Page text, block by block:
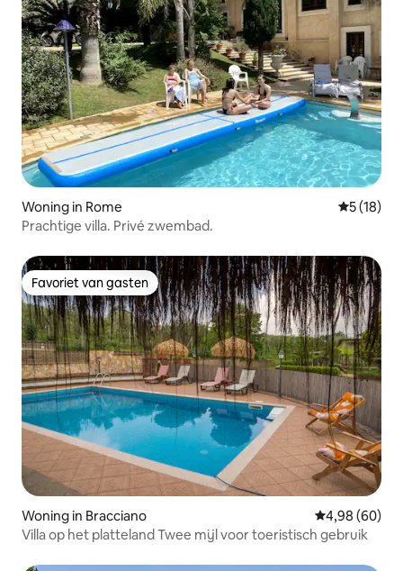
Woning in Rome
5 (18)
Prachtige villa. Privé zwembad.
Favoriet van gasten
Favoriet van gasten
Woning in Bracciano Gemiddelde
4,98 (60)
Villa op het platteland Twee mijl voor toeristisch gebruik